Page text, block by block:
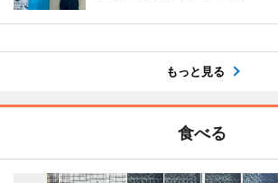
もっと見る
食べる